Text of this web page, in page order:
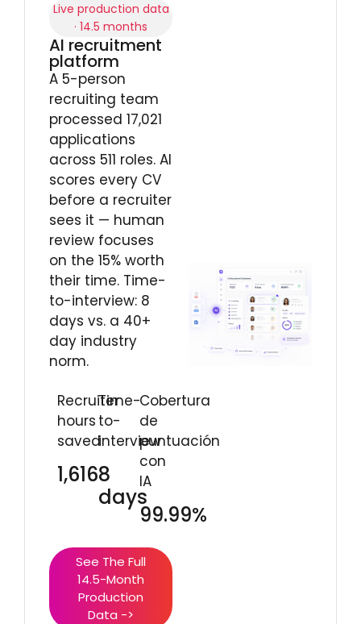
Live production data
· 14.5 months
AI recruitment
platform
A 5-person
recruiting team
processed 17,021
applications
across 511 roles. AI
scores every CV
before a recruiter
sees it — human
review focuses
on the 15% worth
their time. Time-
to-interview: 8
days vs. a 40+
day industry
norm.
Recruiter
hours
saved
1,616
Time-
to-
interview
8
days
Cobertura
de
puntuación
con
IA
99.99%
See The Full
14.5-Month
Production
Data ->